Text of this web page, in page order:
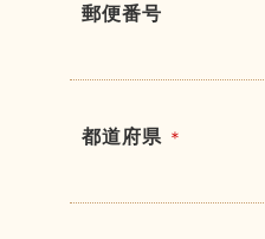
郵便番号
都道府県 ＊